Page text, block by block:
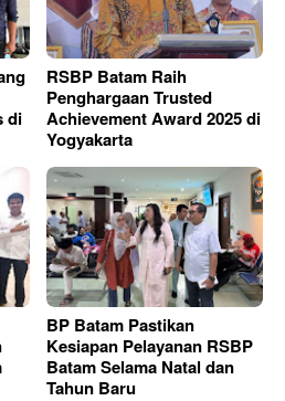
di
RSBP Batam Raih
Penghargaan Trusted
Achievement Award 2025 di
Yogyakarta
BP Batam Pastikan
Kesiapan Pelayanan RSBP
Batam Selama Natal dan
Tahun Baru